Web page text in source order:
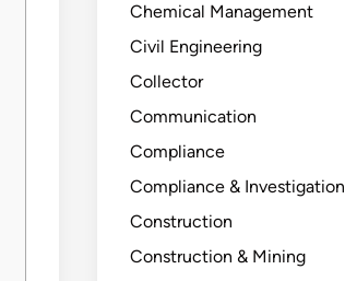
Chemical Management
Civil Engineering
Collector
Communication
Compliance
Compliance & Investigation
Construction
Construction & Mining